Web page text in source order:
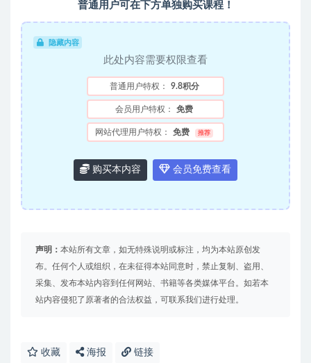
普通用户可在下方单独购买课程！
隐藏内容
此处内容需要权限查看
普通用户特权： 9.8积分
会员用户特权： 免费
网站代理用户特权： 免费 推荐
购买本内容 会员免费查看
声明： 本站所有文章，如无特殊说明或标注，均为本站原创发
布。任何个人或组织，在未征得本站同意时，禁止复制、盗用、
采集、发布本站内容到任何网站、书籍等各类媒体平台。如若本
站内容侵犯了原著者的合法权益，可联系我们进行处理。
收藏 海报 链接